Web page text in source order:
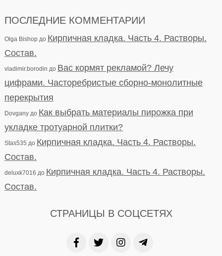
ПОСЛЕДНИЕ КОММЕНТАРИИ
Olga Bishopдо Кирпичная кладка. Часть 4. Растворы.
Состав.
vladimir.borodin до Вас кормят рекламой? Лечу
цифрами. Часторебристые сборно-монолитные
перекрытия
Dovganyдо Как выбрать материалы пирожка при
укладке тротуарной плитки?
Stas535 до Кирпичная кладка. Часть 4. Растворы.
Состав.
deluxk7016 до Кирпичная кладка. Часть 4. Растворы.
Состав.
СТРАНИЦЫ В СОЦСЕТЯХ